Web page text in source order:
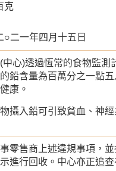
克
○二一年四月十五日
中心)透過恆常的食物監
鉛含量為百萬分之一點
康。
攝入鉛可引致貧血、神經
零售商上述違規事項，
進行回收。中心亦正追查